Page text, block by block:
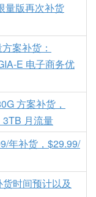
量版再次补货
案补货：
E 电子商务优
方案补货，
月流量
年补货，$29.99/
时间预计以及